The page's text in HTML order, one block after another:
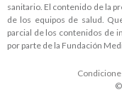
sanitario. El contenido de la
de los equipos de salud.
parcial de los contenidos de
por parte de la Fundación
©